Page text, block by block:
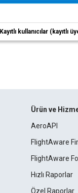
Kayıtlı kullanıcılar
Ürün ve
AeroAPI
FlightAware
FlightAware
Hızlı Raporlar
Özel Raporlar